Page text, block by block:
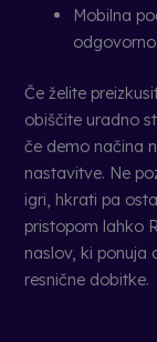
Mobilna
Če želite
obiščite uradno
če demo načina
nastavitve. Ne
igri, hkrati pa
pristopom lahko
naslov, ki ponuja
resnične dobitke.